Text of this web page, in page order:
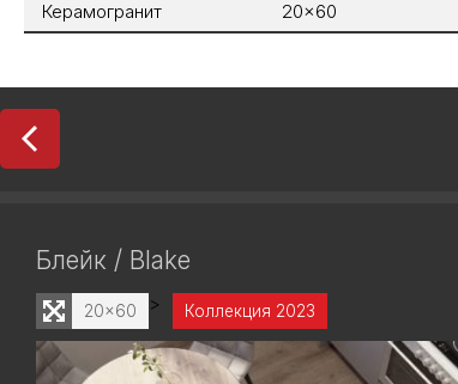
Керамогранит 20x60
Блейк / Blake
>
20x60 Коллекция 2023